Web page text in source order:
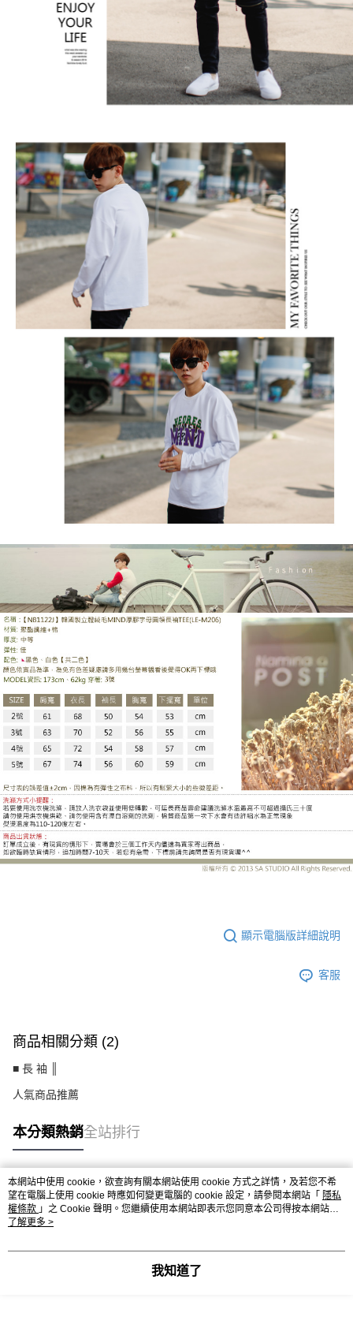
顯示電腦版詳細說明
客服
商品相關分類 (2)
■ 長 袖 ║
人氣商品推薦
本分類熱銷全站排行
熱門標籤
本網站中使用 cookie，欲查詢有關本網站使用 cookie 方式之詳情，及若您不希
望在電腦上使用 cookie 時應如何變更電腦的 cookie 設定，請參閱本網站「 隱私
權條款 」之 Cookie 聲明。您繼續使用本網站即表示您同意本公司得按本網站使
用條款之 Cookie 聲明使用 cookie。
了解更多 >
我知道了